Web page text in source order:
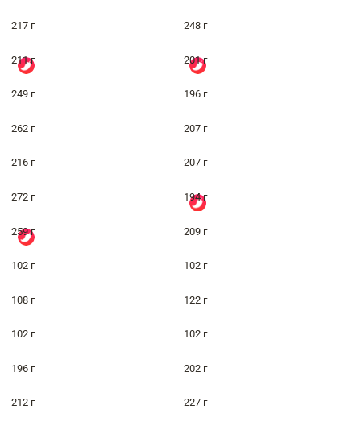
217 г 248 г
211 г 201 г
249 г 196 г
262 г 207 г
216 г 207 г
272 г 194 г
259 г 209 г
102 г 102 г
108 г 122 г
102 г 102 г
196 г 202 г
212 г 227 г